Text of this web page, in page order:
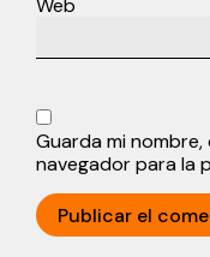
Web
Guarda mi
navegador para la